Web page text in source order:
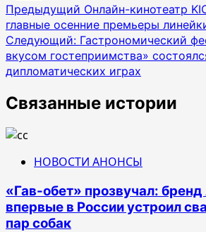
Навигация
по
записям
Предыдущий Онлайн-кинотеатр
главные осенние премьеры
Следующий: Гастрономический
вкусом гостеприимства»
дипломатических играх
Связанные истории
НОВОСТИ АНОНСЫ
«Гав-обет» прозвучал:
впервые в России устроил
пар собак